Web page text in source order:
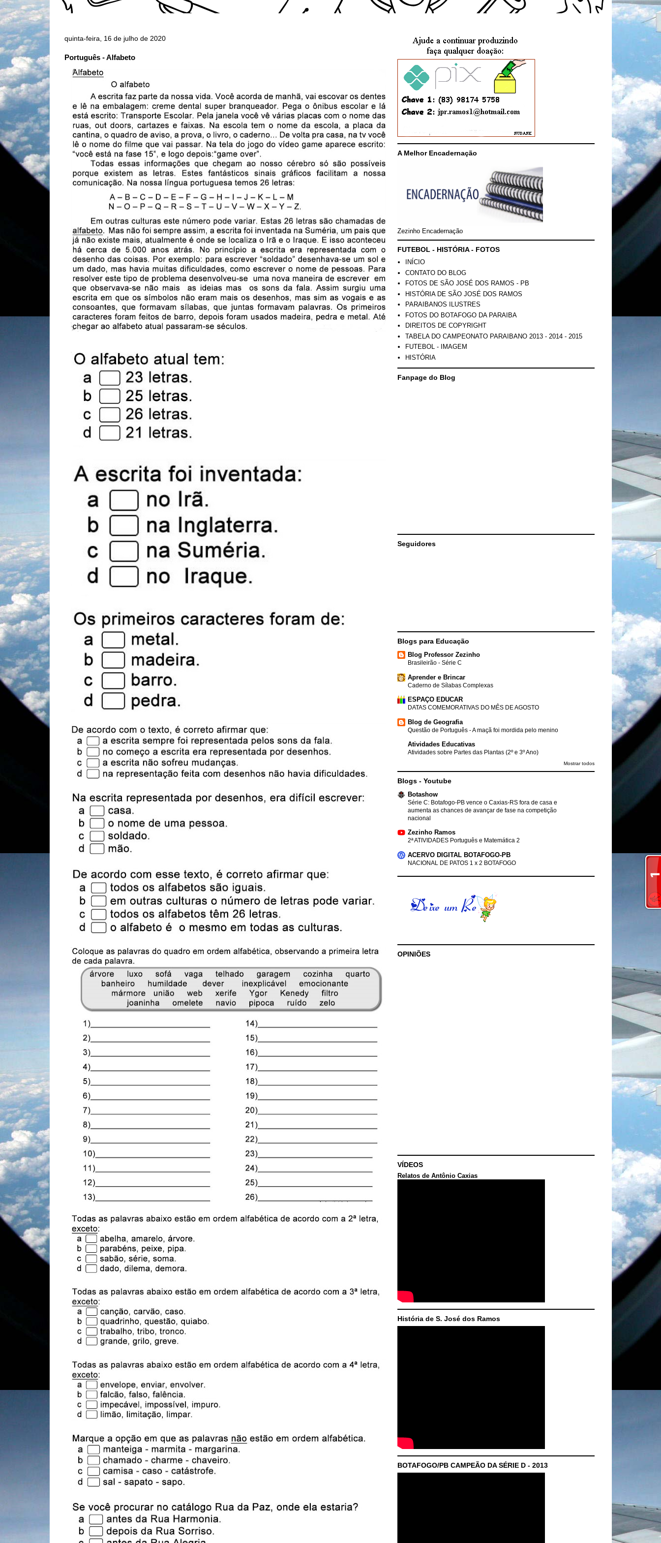
quinta-feira, 16 de julho de 2020
Português - Alfabeto
A Melhor Encadernação
Zezinho Encadernação
FUTEBOL - HISTÓRIA - FOTOS
INÍCIO
CONTATO DO BLOG
FOTOS DE SÃO JOSÉ DOS RAMOS - PB
HISTÓRIA DE SÃO JOSÉ DOS RAMOS
PARAIBANOS ILUSTRES
FOTOS DO BOTAFOGO DA PARAIBA
DIREITOS DE COPYRIGHT
TABELA DO CAMPEONATO PARAIBANO 2013 - 2014 - 2015
FUTEBOL - IMAGEM
HISTÓRIA
Fanpage do Blog
Seguidores
Blogs para Educação
Blog Professor Zezinho
Brasileirão - Série C
Aprender e Brincar
Caderno de Sílabas Complexas
ESPAÇO EDUCAR
DATAS COMEMORATIVAS DO MÊS DE AGOSTO
Blog de Geografia
Questão de Português - A maçã foi mordida pelo menino
Atividades Educativas
Atividades sobre Partes das Plantas (2º e 3º Ano)
Mostrar todos
Blogs - Youtube
Botashow
Série C: Botafogo-PB vence o Caxias-RS fora de casa e
aumenta as chances de avançar de fase na competição
nacional
Zezinho Ramos
2ª ATIVIDADES Português e Matemática 2
ACERVO DIGITAL BOTAFOGO-PB
NACIONAL DE PATOS 1 x 2 BOTAFOGO
OPINIÕES
VÍDEOS
Relatos de Antônio Caxias
História de S. José dos Ramos
BOTAFOGO/PB CAMPEÃO DA SÉRIE D - 2013